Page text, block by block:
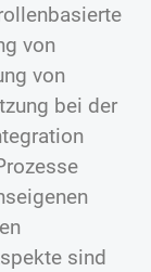
von
von
bei der
sind